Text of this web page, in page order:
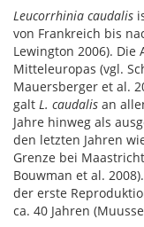
Leucorrhinia caudalis
von Frankreich bis
Lewington 2006).
Mitteleuropas (vgl.
Mauersberger et al.
galt L. caudalis an
Jahre hinweg als
den letzten Jahren
Grenze bei
Bouwman et al.
der erste
ca. 40 Jahren